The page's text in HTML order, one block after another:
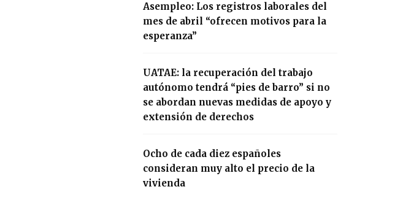
Asempleo: Los registros laborales del
mes de abril “ofrecen motivos para la
esperanza”
UATAE: la recuperación del trabajo
autónomo tendrá “pies de barro” si no
se abordan nuevas medidas de apoyo y
extensión de derechos
Ocho de cada diez españoles
consideran muy alto el precio de la
vivienda